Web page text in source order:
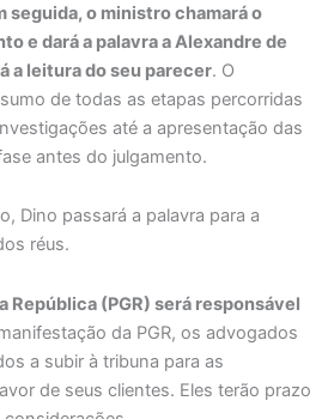
seguida, o ministro chamará o
e dará a palavra a Alexandre de
a leitura do seu parecer. O
de todas as etapas percorridas
até a apresentação das
antes do julgamento.
Dino passará a palavra para a
réus.
República (PGR) será responsável
da PGR, os advogados
a subir à tribuna para as
de seus clientes. Eles terão prazo